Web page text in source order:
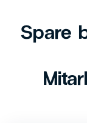
Spare